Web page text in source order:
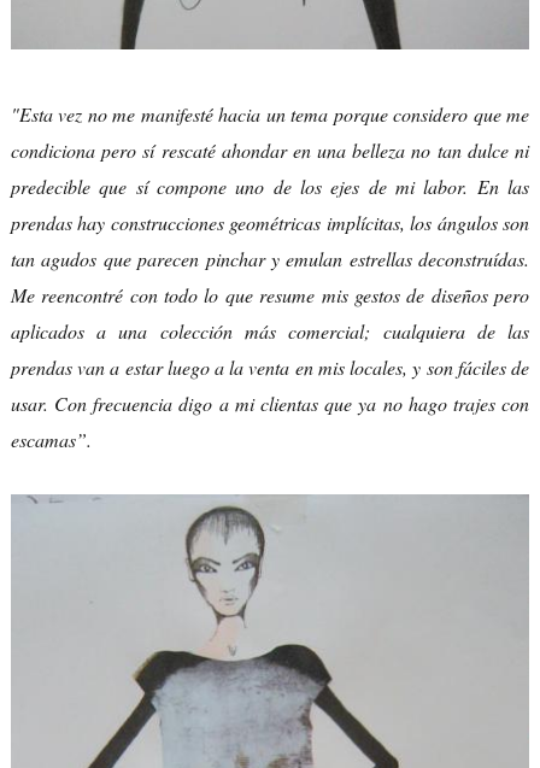
"Esta vez no me manifesté hacia un tema porque considero que me
condiciona pero sí rescaté ahondar en una belleza no tan dulce ni
predecible que sí compone uno de los ejes de mi labor. En las
prendas hay construcciones geométricas implícitas, los ángulos son
tan agudos que parecen pinchar y emulan estrellas deconstruídas.
Me reencontré con todo lo que resume mis gestos de diseños pero
aplicados a una colección más comercial; cualquiera de las
prendas van a estar luego a la venta en mis locales, y son fáciles de
usar. Con frecuencia digo a mi clientas que ya no hago trajes con
escamas”.